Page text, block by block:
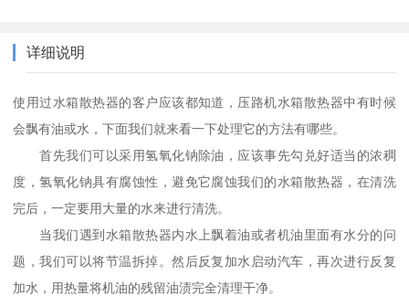
详细说明
使用过水箱散热器的客户应该都知道，压路机水箱散热器中有时候
会飘有油或水，下面我们就来看一下处理它的方法有哪些。
首先我们可以采用氢氧化钠除油，应该事先勾兑好适当的浓稠
度，氢氧化钠具有腐蚀性，避免它腐蚀我们的水箱散热器，在清洗
完后，一定要用大量的水来进行清洗。
当我们遇到水箱散热器内水上飘着油或者机油里面有水分的问
题，我们可以将节温拆掉。然后反复加水启动汽车，再次进行反复
加水，用热量将机油的残留油渍完全清理干净。